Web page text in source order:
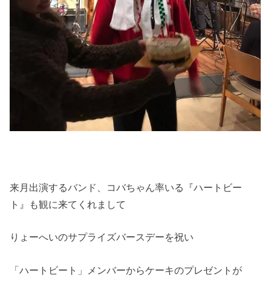
来月出演するバンド、コバちゃん率いる『ハートビー
ト』も観に来てくれまして
りょーへいのサプライズバースデーを祝い
「ハートビート」メンバーからケーキのプレゼントが